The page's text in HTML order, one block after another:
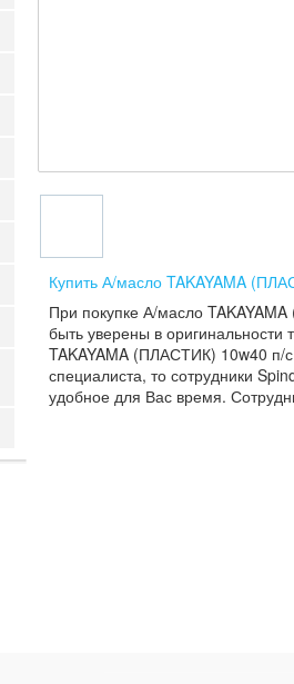
Купить А/масло TAKAYAMA
При покупке А/масло
быть уверены в оригинальности
TAKAYAMA (ПЛАСТИК) 10w40 п/с
специалиста, то сотрудники
удобное для Вас время.